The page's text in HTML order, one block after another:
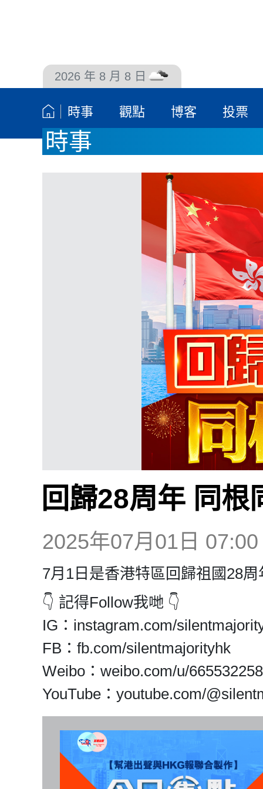
2026 年 8 月 8 日
時事 觀點 博客 投票
時事
回歸28周年 同根
2025年07月01日 07:00
7月1日是香港特區回歸祖國28
👇 記得Follow我哋 👇
IG：instagram.com/
FB：fb.com/silentmajorityhk
Weibo：weibo.com/u/
YouTube：youtube.com/